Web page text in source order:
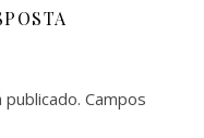
Campos